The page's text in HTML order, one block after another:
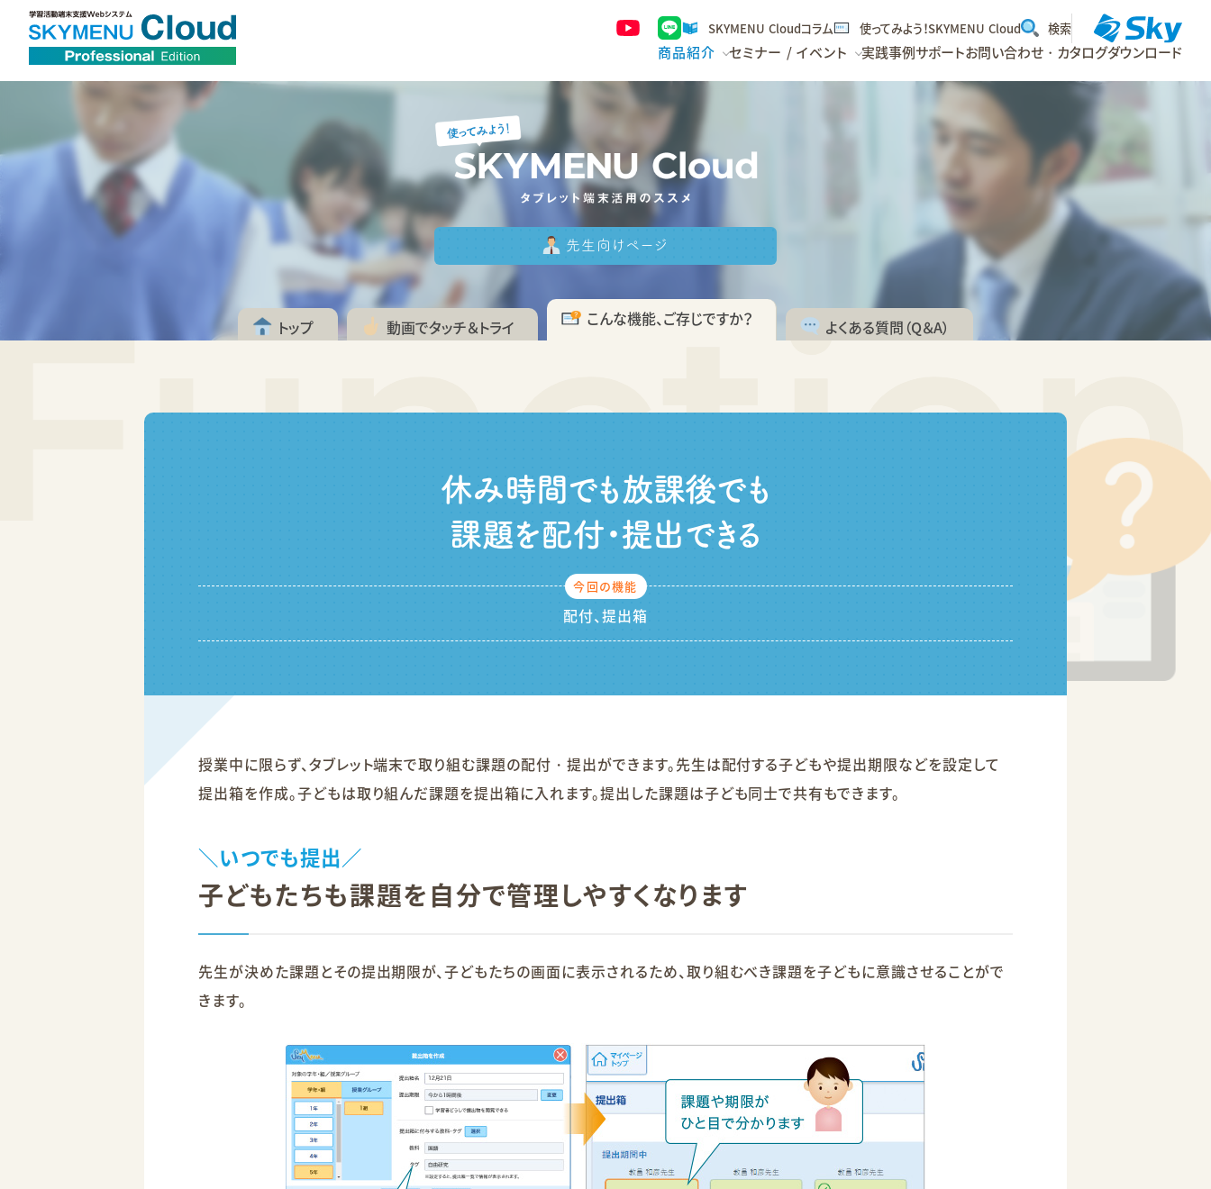
SKYMENU Cloudコラム 使ってみよう！SKYMENU Cloud 検索
商品紹介 セミナー / イベント 実践事例サポートお問い合わせ・カタログダウンロード
先生向けページ
トップ 動画でタッチ＆トライ こんな機能、ご存じですか？ よくある質問 （Q＆A）
休み時間でも放課後でも
課題を配付・提出できる
配付、提出箱
授業中に限らず、タブレット端末で取り組む課題の配付・提出ができます。先生は配付する子どもや提出期限などを設定して
提出箱を作成。子どもは取り組んだ課題を提出箱に入れます。提出した課題は子ども同士で共有もできます。
＼いつでも提出／
子どもたちも課題を自分で管理しやすくなります
先生が決めた課題とその提出期限が、子どもたちの画面に表示されるため、取り組むべき課題を子どもに意識させることがで
きます。